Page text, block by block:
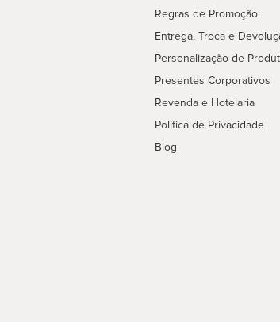
Regras de Promoção
Entrega, Troca e
Personalização de
Presentes Corporativos
Revenda e Hotelaria
Política de Privacidade
Blog